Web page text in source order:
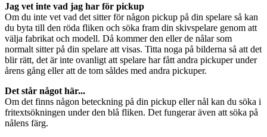
Jag vet inte vad jag har för pickup
Om du inte vet vad det sitter för någon pickup på din spelare så kan
du byta till den röda fliken och söka fram din skivspelare genom att
välja fabrikat och modell. Då kommer den eller de nålar som
normalt sitter på din spelare att visas. Titta noga på bilderna så att det
blir rätt, det är inte ovanligt att spelare har fått andra pickuper under
årens gång eller att de tom såldes med andra pickuper.
Det står något här...
Om det finns någon beteckning på din pickup eller nål kan du söka i
fritextsökningen under den blå fliken. Det fungerar även att söka på
nålens färg.